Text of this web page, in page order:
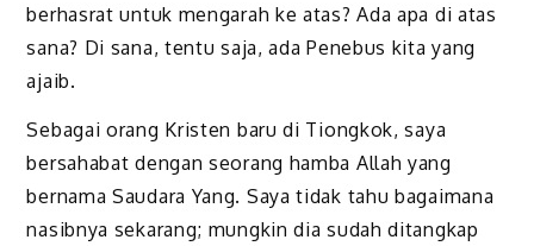
berhasrat untuk mengarah ke atas? Ada apa di atas
sana? Di sana, tentu saja, ada Penebus kita yang
ajaib.
Sebagai orang Kristen baru di Tiongkok, saya
bersahabat dengan seorang hamba Allah yang
bernama Saudara Yang. Saya tidak tahu bagaimana
nasibnya sekarang; mungkin dia sudah ditangkap